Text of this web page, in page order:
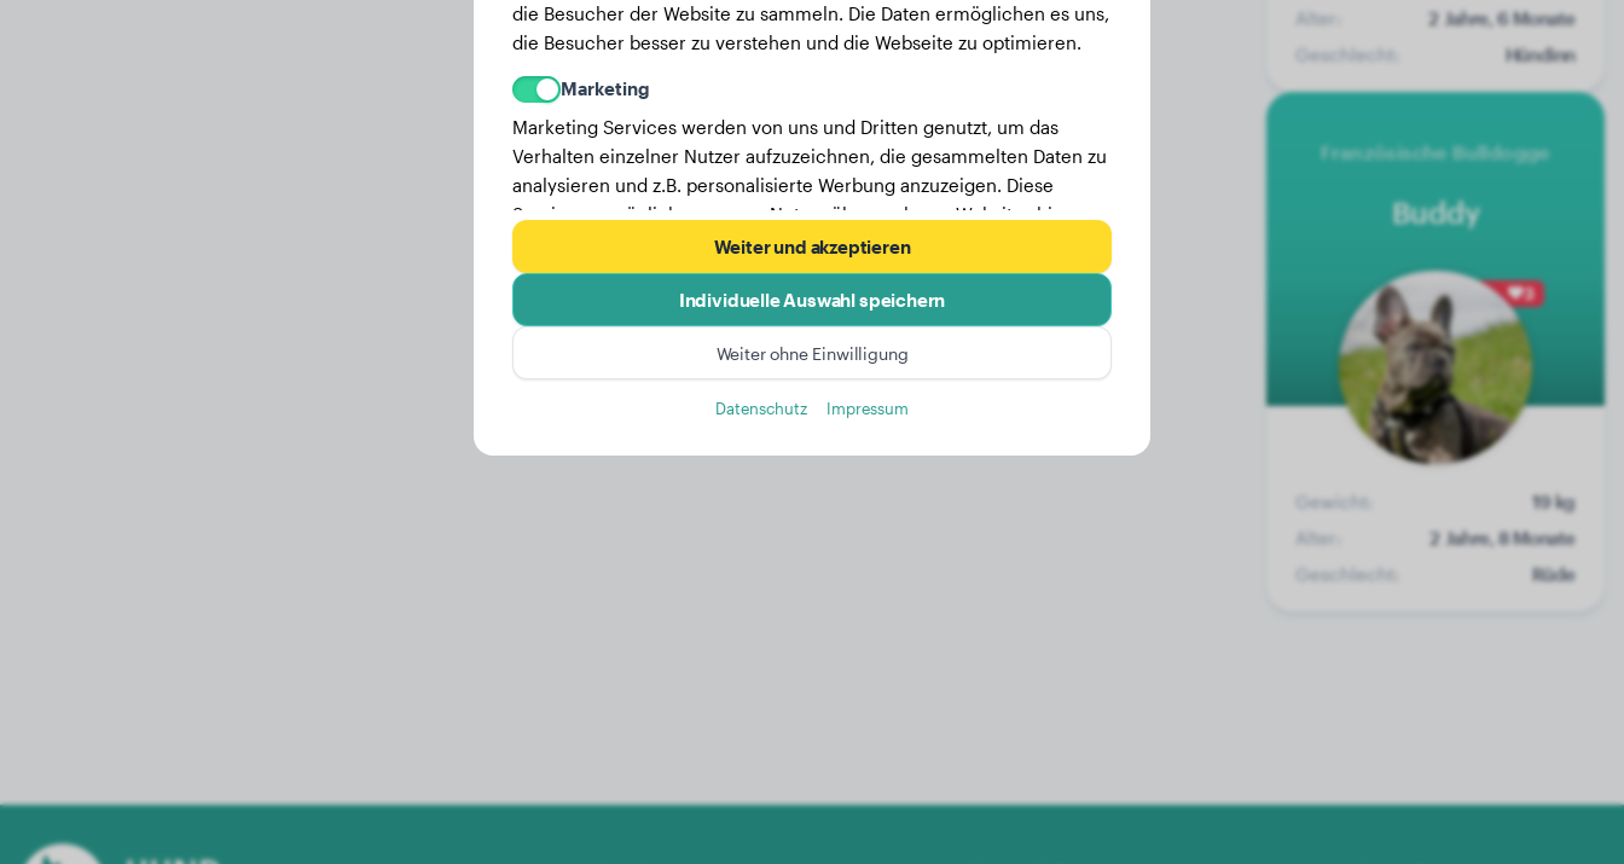
Alter:
2 Jahre, 6 Monate
Geschlecht:
Hündinn
Französische Bulldogge
Buddy
3
Gewicht:
19 kg
Alter:
2 Jahre, 8 Monate
Geschlecht:
Rüde
die Besucher der Website zu sammeln. Die Daten ermöglichen es uns,
die Besucher besser zu verstehen und die Webseite zu optimieren.
Marketing
Marketing Services werden von uns und Dritten genutzt, um das
Verhalten einzelner Nutzer aufzuzeichnen, die gesammelten Daten zu
analysieren und z.B. personalisierte Werbung anzuzeigen. Diese
Services ermöglichen es uns, Nutzer über mehrere Websites hinweg
Hier findest du eine Liste unserer Werbepartner.
Mehr Informationen in unserer Datenschutzerklärung
Weiter und akzeptieren
Individuelle Auswahl speichern
Weiter ohne Einwilligung
Datenschutz Impressum